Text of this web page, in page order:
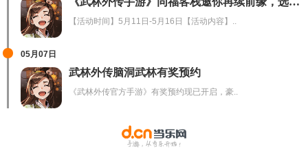
【活动时间】5月11日-5月16日【活动内容】..
05月07日
武林外传脑洞武林有奖预约
《武林外传官方手游》有奖预约现已开启，豪..